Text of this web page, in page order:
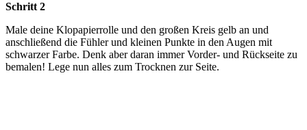
Schritt 2
Male deine Klopapierrolle und den großen Kreis gelb an und
anschließend die Fühler und kleinen Punkte in den Augen mit
schwarzer Farbe. Denk aber daran immer Vorder- und Rückseite zu
bemalen! Lege nun alles zum Trocknen zur Seite.